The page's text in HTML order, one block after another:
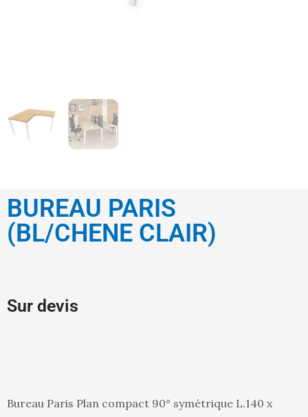
BUREAU PARIS
(BL/CHENE CLAIR)
Sur devis
Bureau Paris Plan compact 90° symétrique L.140 x